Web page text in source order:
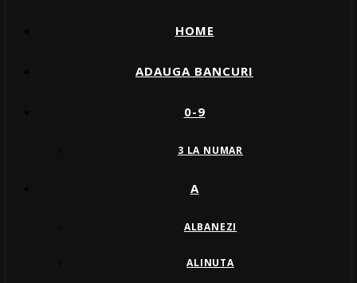
HOME
ADAUGA BANCURI
0-9
3 LA NUMAR
A
ALBANEZI
ALINUTA